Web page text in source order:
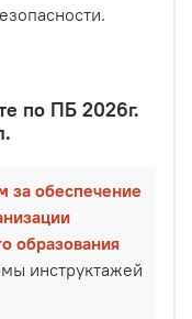
по ПБ 2026г.
за обеспечение
образования
инструктажей